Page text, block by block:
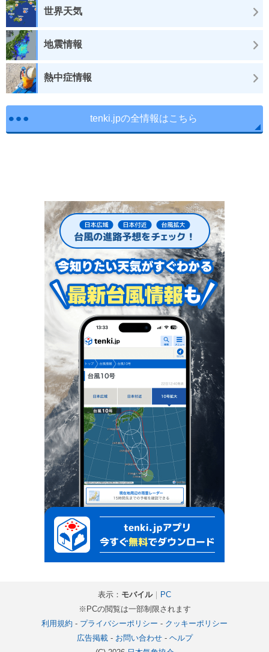
世界天気
地震情報
熱中症情報
tenki.jpの全情報はこちら
表示： モバイル｜
PC
※PCの閲覧は一部制限されます
利用規約 - プライバシーポリシー - クッキーポリシー
広告掲載- お問い合わせ- ヘルプ